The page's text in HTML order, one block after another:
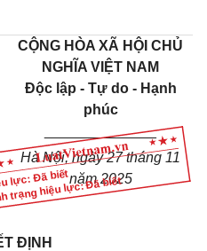
lực: Đã biết
trạng hiệu lực: Đã biết
CỘNG HÒA XÃ HỘI CHỦ
NGHĨA VIỆT NAM
Độc lập - Tự do - Hạnh
phúc
______________
Hà Nội, ngày 27 tháng 11
năm 2025
ĐỊNH